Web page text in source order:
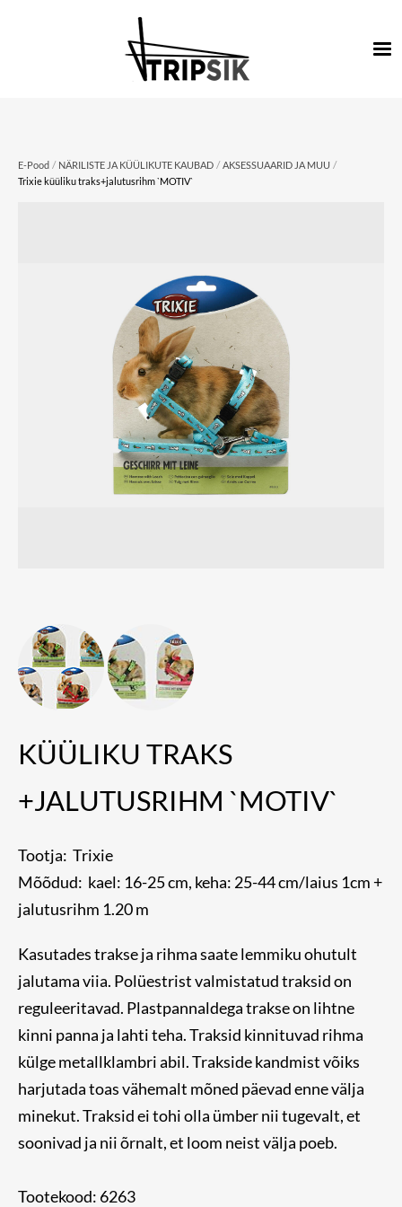
E-Pood / NÄRILISTE JA KÜÜLIKUTE KAUBAD / AKSESSUAARID JA MUU /
Trixie küüliku traks+jalutusrihm `MOTIV`
KÜÜLIKU TRAKS
+JALUTUSRIHM `MOTIV`
Tootja: Trixie
Mõõdud: kael: 16-25 cm, keha: 25-44 cm/laius 1cm +
jalutusrihm 1.20 m
Kasutades trakse ja rihma saate lemmiku ohutult
jalutama viia. Polüestrist valmistatud traksid on
reguleeritavad. Plastpannaldega trakse on lihtne
kinni panna ja lahti teha. Traksid kinnituvad rihma
külge metallklambri abil. Trakside kandmist võiks
harjutada toas vähemalt mõned päevad enne välja
minekut. Traksid ei tohi olla ümber nii tugevalt, et
soonivad ja nii õrnalt, et loom neist välja poeb.
Tootekood: 6263